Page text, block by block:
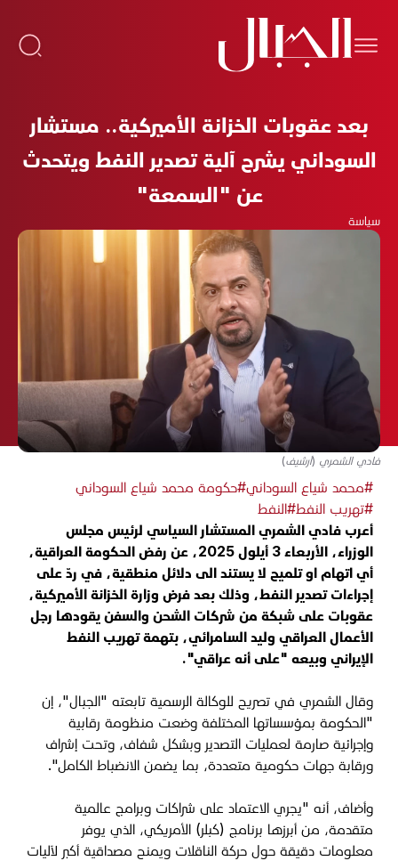
بعد عقوبات الخزانة الأميركية.. مستشار
السوداني يشرح آلية تصدير النفط ويتحدث
عن "السمعة"
سياسة
فادي الشمري (أرشيف)
#محمد شياع السوداني#حكومة محمد شياع السوداني
#تهريب النفط#النفط
أعرب فادي الشمري المستشار السياسي لرئيس مجلس
الوزراء، الأربعاء 3 أيلول 2025، عن رفض الحكومة العراقية،
أي اتهام او تلميح لا يستند الى دلائل منطقية، في ردّ على
إجراءات تصدير النفط، وذلك بعد فرض وزارة الخزانة الأميركية،
عقوبات على شبكة من شركات الشحن والسفن يقودها رجل
الأعمال العراقي وليد السامرائي، بتهمة تهريب النفط
الإيراني وبيعه "على أنه عراقي".
وقال الشمري في تصريح للوكالة الرسمية تابعته "الجبال"، إن
"الحكومة بمؤسساتها المختلفة وضعت منظومة رقابية
وإجرائية صارمة لعمليات التصدير وبشكل شفاف، وتحت إشراف
ورقابة جهات حكومية متعددة، بما يضمن الانضباط الكامل".
وأضاف، أنه "يجري الاعتماد على شراكات وبرامج عالمية
متقدمة، من أبرزها برنامج (كبلر) الأمريكي، الذي يوفر
معلومات دقيقة حول حركة الناقلات ويمنح مصداقية أكبر لآليات